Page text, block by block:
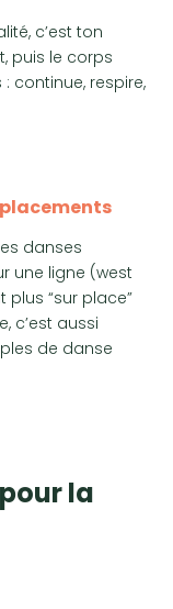
c’est ton
puis le corps
continue, respire,
danses
une ligne (west
plus “sur place”
c’est aussi
de danse
la